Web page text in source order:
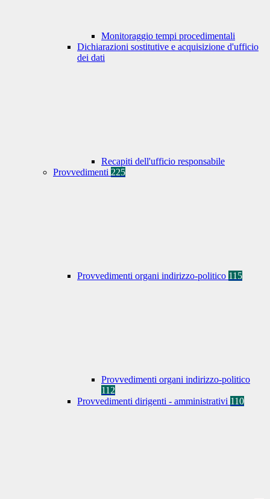
Monitoraggio tempi procedimentali
Dichiarazioni sostitutive e acquisizione d'ufficio
dei dati
Recapiti dell'ufficio responsabile
Provvedimenti 225
Provvedimenti organi indirizzo-politico 115
Provvedimenti organi indirizzo-politico
112
Provvedimenti dirigenti - amministrativi 110